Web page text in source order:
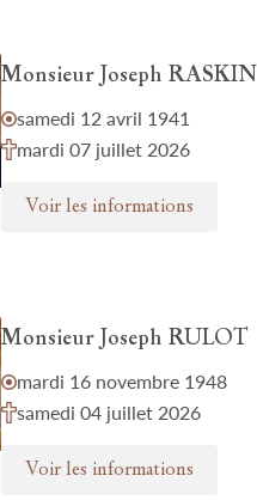
Monsieur Joseph RASKIN
samedi 12 avril 1941
mardi 07 juillet 2026
Voir les informations
Monsieur Joseph RULOT
mardi 16 novembre 1948
samedi 04 juillet 2026
Voir les informations